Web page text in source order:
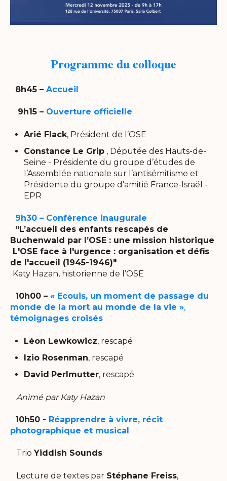
Programme du colloque
8h45 – Accueil
9h15 – Ouverture officielle
Arié Flack, Président de l’OSE
Constance Le Grip , Députée des Hauts-de-
Seine - Présidente du groupe d’études de
l’Assemblée nationale sur l’antisémitisme et
Présidente du groupe d’amitié France-Israël -
EPR
9h30 – Conférence inaugurale
“L’accueil des enfants rescapés de
Buchenwald par l’OSE : une mission historique
L'OSE face à l'urgence : organisation et défis
de l'accueil (1945-1946)"
Katy Hazan, historienne de l’OSE
10h00 – « Ecouis, un moment de passage du
monde de la mort au monde de la vie »,
témoignages croisés
Léon Lewkowicz, rescapé
Izio Rosenman, rescapé
David Perlmutter, rescapé
Animé par Katy Hazan
10h50 - Réapprendre à vivre, récit
photographique et musical
Trio Yiddish Sounds
Lecture de textes par Stéphane Freiss,